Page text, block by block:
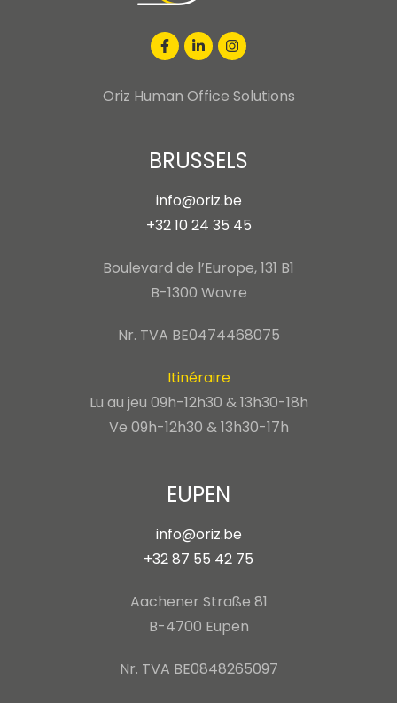
Oriz Human Office Solutions
BRUSSELS
info@oriz.be
+32 10 24 35 45
Boulevard de l’Europe, 131 B1
B-1300 Wavre
Nr. TVA BE0474468075
Itinéraire
Lu au jeu 09h-12h30 & 13h30-18h
Ve 09h-12h30 & 13h30-17h
EUPEN
info@oriz.be
+32 87 55 42 75
Aachener Straße 81
B-4700 Eupen
Nr. TVA BE0848265097